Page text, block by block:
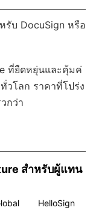
รับ DocuSign หรือ
ที่ยืดหยุ่นและคุ้มค่
วโลก ราคาที่โปร่ง
กว่า
สำหรับผู้แทน
HelloSign